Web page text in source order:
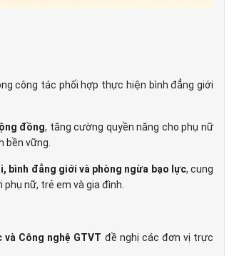
công tác phối hợp thực hiện bình đẳng giới
đồng, tăng cường quyền năng cho phụ nữ
bền vững.
bình đẳng giới và phòng ngừa bạo lực, cung
nữ, trẻ em và gia đình.
và Công nghệ GTVT đề nghị các đơn vị trực